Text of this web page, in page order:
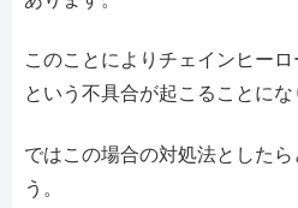
このことによりチェインヒー
という不具合が起こることにな
ではこの場合の対処法とした
う。